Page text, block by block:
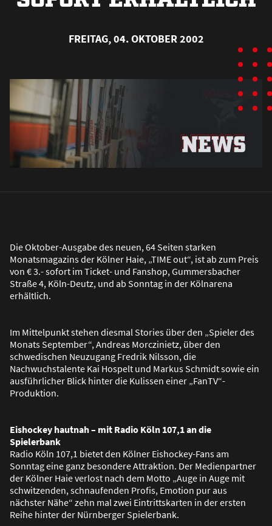
FREITAG, 04. OKTOBER 2002
Die Oktober-Ausgabe des neuen, 64 Seiten starken
Monatsmagazins der Kölner Haie, „TIME out“, ist ab zum Preis
von € 3.- sofort im Ticket- und Fanshop, Gummersbacher
Straße 4, Köln-Deutz, und ab Sonntag in der Kölnarena
erhältlich.
Im Mittelpunkt stehen diesmal Stories über den „Spieler des
Monats September“, Andreas Morczinietz, über den
schwedischen Neuzugang Fredrik Nilsson, die
Nachwuchstalente Kai Hospelt und Markus Schmidt sowie ein
ausführlicher Blick hinter die Kulissen einer „FanTV“-
Produktion.
Eishockey hautnah – mit Radio Köln 107,1 an die
Spielerbank
Radio Köln 107,1 bietet den Kölner Eishockey-Fans am
Sonntag eine ganz besondere Attraktion. Der Medienpartner
der Kölner Haie verlost nach dem Motto „Auge in Auge mit
schwitzenden, schnaufenden Profis, Emotion pur aus
nächster Nähe“ zehn mal zwei Eintrittskarten in der ersten
Reihe hinter der Nürnberger Spielerbank.